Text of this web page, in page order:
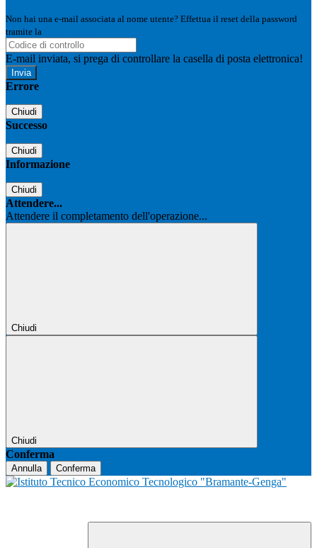
Non hai una e-mail associata al nome utente? Effettua il reset della password
tramite la
E-mail inviata, si prega di controllare la casella di posta elettronica!
Errore
Chiudi
Successo
Chiudi
Informazione
Chiudi
Attendere...
Attendere il completamento dell'operazione...
Chiudi
Chiudi
Conferma
Annulla Conferma